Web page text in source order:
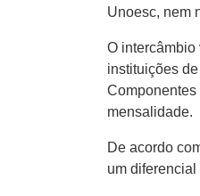
Unoesc, nem
O intercâmbio
instituições
mensalidade.
De acordo
um